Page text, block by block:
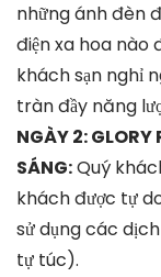
những ánh đèn
điện xa hoa nào
khách sạn nghỉ
tràn đầy năng
NGÀY 2: GLORY
SÁNG:Quý
khách được tự
sử dụng các
tự túc).